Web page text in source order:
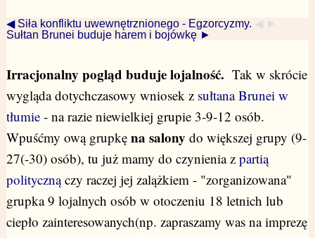
◀ Siła konfliktu uwewnętrznionego - Egzorcyzmy. ◀ ►
Sułtan Brunei buduje harem i bojówkę ►
Irracjonalny pogląd buduje lojalność. Tak w skrócie
wygląda dotychczasowy wniosek z sułtana Brunei w
tłumie- na razie niewielkiej grupie 3-9-12 osób.
Wpuśćmy ową grupkęna salony do większej grupy (9-
27(-30) osób), tu już mamy do czynienia zpartią
politycznączy raczej jej zalążkiem - "zorganizowana"
grupka 9 lojalnych osób w otoczeniu 18 letnich lub
ciepło zainteresowanych(np. zapraszamy was na imprezę